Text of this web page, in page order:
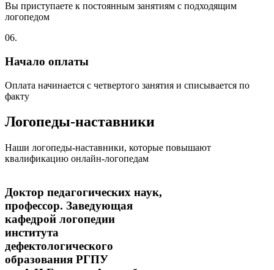
Вы приступаете к постоянным занятиям с подходящим
логопедом
06.
Начало оплаты
Оплата начинается с четвертого занятия и списывается по
факту
Логопеды-наставники
Наши логопеды-наставники, которые повышают
квалификацию онлайн-логопедам
Доктор педагогических наук,
профессор. Заведующая
кафедрой логопедии
института
дефектологического
образования РГПУ